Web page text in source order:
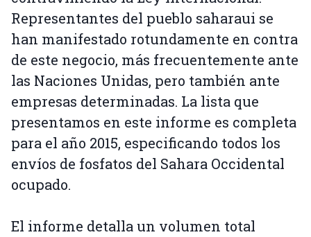
Representantes del pueblo saharaui se
han manifestado rotundamente en contra
de este negocio, más frecuentemente ante
las Naciones Unidas, pero también ante
empresas determinadas. La lista que
presentamos en este informe es completa
para el año 2015, especificando todos los
envíos de fosfatos del Sahara Occidental
ocupado.
El informe detalla un volumen total